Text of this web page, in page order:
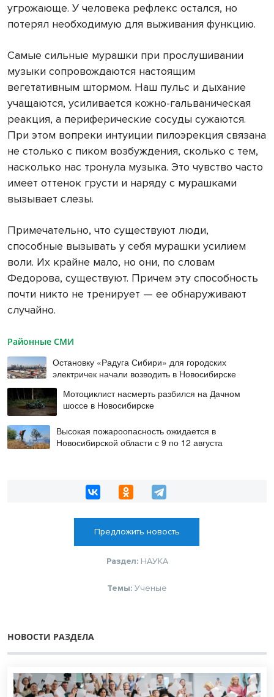
угрожающе. У человека рефлекс остался, но
потерял необходимую для выживания функцию.
Самые сильные мурашки при прослушивании
музыки сопровождаются настоящим
вегетативным штормом. Наш пульс и дыхание
учащаются, усиливается кожно-гальваническая
реакция, а периферические сосуды сужаются.
При этом вопреки интуиции пилоэрекция связана
не столько с пиком возбуждения, сколько с тем,
насколько нас тронула музыка. Это чувство часто
имеет оттенок грусти и наряду с мурашками
вызывает слезы.
Примечательно, что существуют люди,
способные вызывать у себя мурашки усилием
воли. Их крайне мало, но они, по словам
Федорова, существуют. Причем эту способность
почти никто не тренирует — ее обнаруживают
случайно.
Районные СМИ
Остановку «Радуга Сибири» для городских
электричек начали возводить в Новосибирске
Мотоциклист насмерть разбился на Дачном
шоссе в Новосибирске
Высокая пожароопасность ожидается в
Новосибирской области с 9 по 12 августа
Предложить новость
Раздел: НАУКА
Темы: Ученые
НОВОСТИ РАЗДЕЛА